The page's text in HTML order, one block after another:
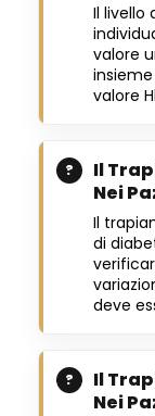
Il livello
valore
valore
Il
Nei
Il
di
deve
Il
Nei